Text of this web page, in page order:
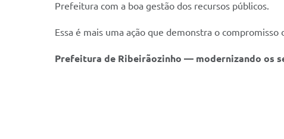
Prefeitura com a boa gestão dos recursos públicos.
Essa é mais uma ação que demonstra o
Prefeitura de Ribeirãozinho — modernizando os